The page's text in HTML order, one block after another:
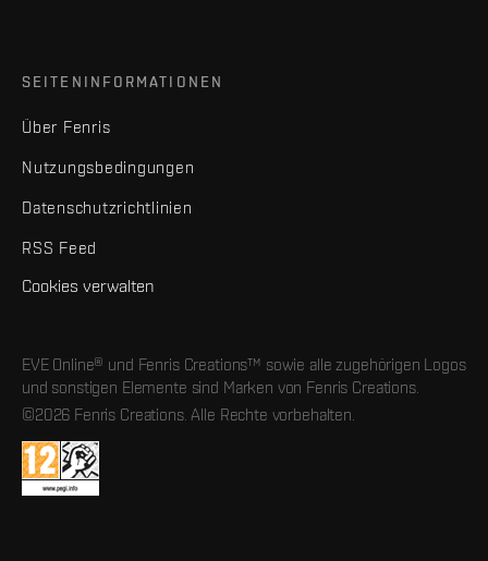
SEITENINFORMATIONEN
Über Fenris
Nutzungsbedingungen
Datenschutzrichtlinien
RSS Feed
Cookies verwalten
EVE Online® und Fenris Creations™ sowie alle zugehörigen Logos
und sonstigen Elemente sind Marken von Fenris Creations.
©2026 Fenris Creations. Alle Rechte vorbehalten.